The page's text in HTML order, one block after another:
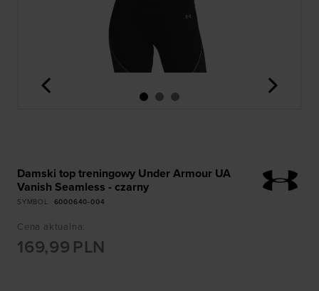
<
Damski top treningowy Under Armour UA
Vanish Seamless - czarny
SYMBOL 6000640-004
Cena aktualna:
169,99 PLN